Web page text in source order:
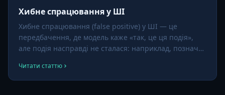
Хибне спрацювання у ШІ
Хибне спрацювання (false positive) у ШІ — це
передбачення, де модель каже «так, це ця подія»,
але подія насправді не сталася: наприклад, позначає
парасолька. Керування хибними спрацюваннями —
одна з найважливіших практичних проблем у
Читати статтю